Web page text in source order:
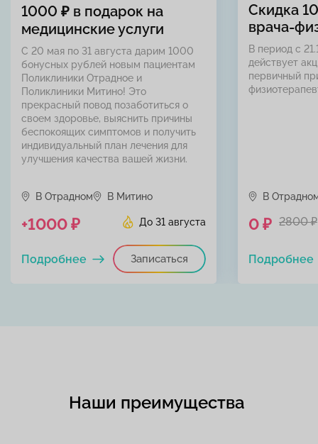
1000 ₽ в подарок на
медицинские услуги
С 20 мая по 31 августа дарим 1000
бонусных рублей новым пациентам
Поликлиники Отрадное и
Поликлиники Митино! Это
прекрасный повод позаботиться о
своем здоровье, выяснить причины
беспокоящих симптомов и получить
индивидуальный план лечения для
улучшения качества вашей жизни.
В Отрадном В Митино
До 31 августа
+1000 ₽
Записаться
Подробнее
Скидка
врача-
В период с
действует
первичный
В
0 ₽ 2800 ₽
Подробнее
Наши преимущества